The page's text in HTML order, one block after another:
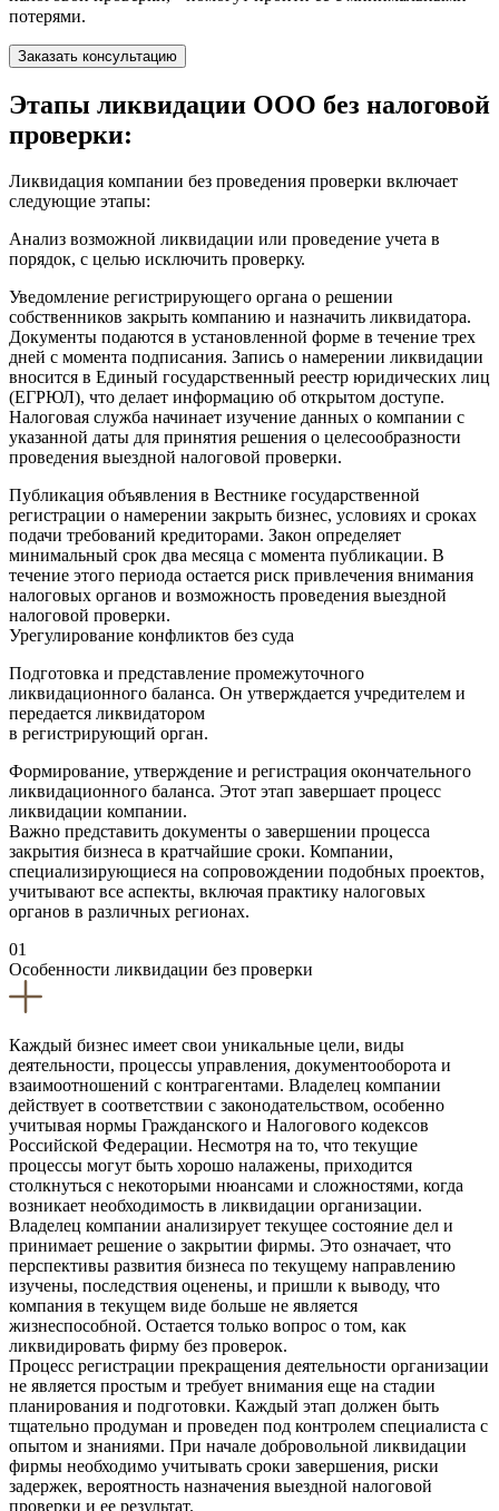
потерями.
Заказать консультацию
Этапы ликвидации ООО без налоговой
проверки:
Ликвидация компании без проведения проверки включает
следующие этапы:
Анализ возможной ликвидации или проведение учета в
порядок, с целью исключить проверку.
Уведомление регистрирующего органа о решении
собственников закрыть компанию и назначить ликвидатора.
Документы подаются в установленной форме в течение трех
дней с момента подписания. Запись о намерении ликвидации
вносится в Единый государственный реестр юридических лиц
(ЕГРЮЛ), что делает информацию об открытом доступе.
Налоговая служба начинает изучение данных о компании с
указанной даты для принятия решения о целесообразности
проведения выездной налоговой проверки.
Публикация объявления в Вестнике государственной
регистрации о намерении закрыть бизнес, условиях и сроках
подачи требований кредиторами. Закон определяет
минимальный срок два месяца с момента публикации. В
течение этого периода остается риск привлечения внимания
налоговых органов и возможность проведения выездной
налоговой проверки.
Урегулирование конфликтов без суда
Подготовка и представление промежуточного
ликвидационного баланса. Он утверждается учредителем и
передается ликвидатором
в регистрирующий орган.
Формирование, утверждение и регистрация окончательного
ликвидационного баланса. Этот этап завершает процесс
ликвидации компании.
Важно представить документы о завершении процесса
закрытия бизнеса в кратчайшие сроки. Компании,
специализирующиеся на сопровождении подобных проектов,
учитывают все аспекты, включая практику налоговых
органов в различных регионах.
01
Особенности ликвидации без проверки
Каждый бизнес имеет свои уникальные цели, виды
деятельности, процессы управления, документооборота и
взаимоотношений с контрагентами. Владелец компании
действует в соответствии с законодательством, особенно
учитывая нормы Гражданского и Налогового кодексов
Российской Федерации. Несмотря на то, что текущие
процессы могут быть хорошо налажены, приходится
столкнуться с некоторыми нюансами и сложностями, когда
возникает необходимость в ликвидации организации.
Владелец компании анализирует текущее состояние дел и
принимает решение о закрытии фирмы. Это означает, что
перспективы развития бизнеса по текущему направлению
изучены, последствия оценены, и пришли к выводу, что
компания в текущем виде больше не является
жизнеспособной. Остается только вопрос о том, как
ликвидировать фирму без проверок.
Процесс регистрации прекращения деятельности организации
не является простым и требует внимания еще на стадии
планирования и подготовки. Каждый этап должен быть
тщательно продуман и проведен под контролем специалиста с
опытом и знаниями. При начале добровольной ликвидации
фирмы необходимо учитывать сроки завершения, риски
задержек, вероятность назначения выездной налоговой
проверки и ее результат.